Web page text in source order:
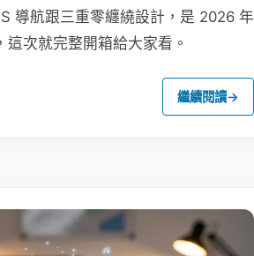
導航跟三重零纏繞設計，是 2026 年
這次就完整開箱給大家看。
繼續閱讀→